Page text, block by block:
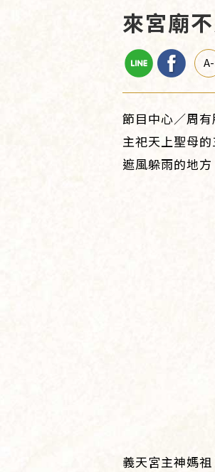
來宮廟
A-
節目中心／周有
主祀天上聖母
遮風躲雨的地
義天宮主神媽